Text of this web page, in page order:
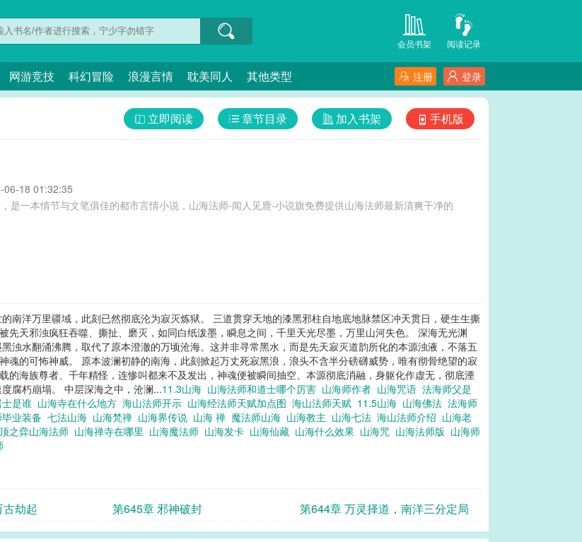
阅读记录
会员书架
网游竞技 科幻冒险 浪漫言情 耽美同人 其他类型 登录
注册
手机版
加入书架
章节目录
立即阅读
06-18 01:32:35
是一本情节与文笔俱佳的都市言情小说，山海法师-闻人见鹿-小说旗免费提供山海法师最新清爽干净的
南洋万里疆域，此刻已然彻底沦为寂灭炼狱。 三道贯穿天地的漆黑邪柱自地底地脉禁区冲天贯日，硬生生撕
天邪浊疯狂吞噬、撕扯、磨灭，如同白纸泼墨，瞬息之间，千里天光尽墨，万里山河失色。 深海无光渊
浊水翻涌沸腾，取代了原本澄澈的万顷沧海。这并非寻常黑水，而是先天寂灭道韵所化的本源浊液，不落五
的可怖神威。 原本波澜初静的南海，此刻掀起万丈死寂黑浪，浪头不含半分磅礴威势，唯有彻骨绝望的寂
的海族尊者、千年精怪，连惨叫都来不及发出，神魂便被瞬间抽空、本源彻底消融，身躯化作虚无，彻底湮
腐朽崩塌。 中层深海之中，沧澜...11.3山海 山海法师和道士哪个厉害 山海师作者 山海咒语 法海师父是
是谁 山海寺在什么地方 海山法师开示 山海经法师天赋加点图 海山法师天赋 11.5山海 山海佛法 法海师
业装备 七法山海 山海梵禅 山海界传说 山海 禅 魔法师山海 山海教主 山海七法 海山法师介绍 山海老
之弈山海法师 山海禅寺在哪里 山海魔法师 山海发卡 山海仙藏 山海什么效果 山海咒 山海法师版 山海师
劫起 第645章 邪神破封 第644章 万灵择道，南洋三分定局